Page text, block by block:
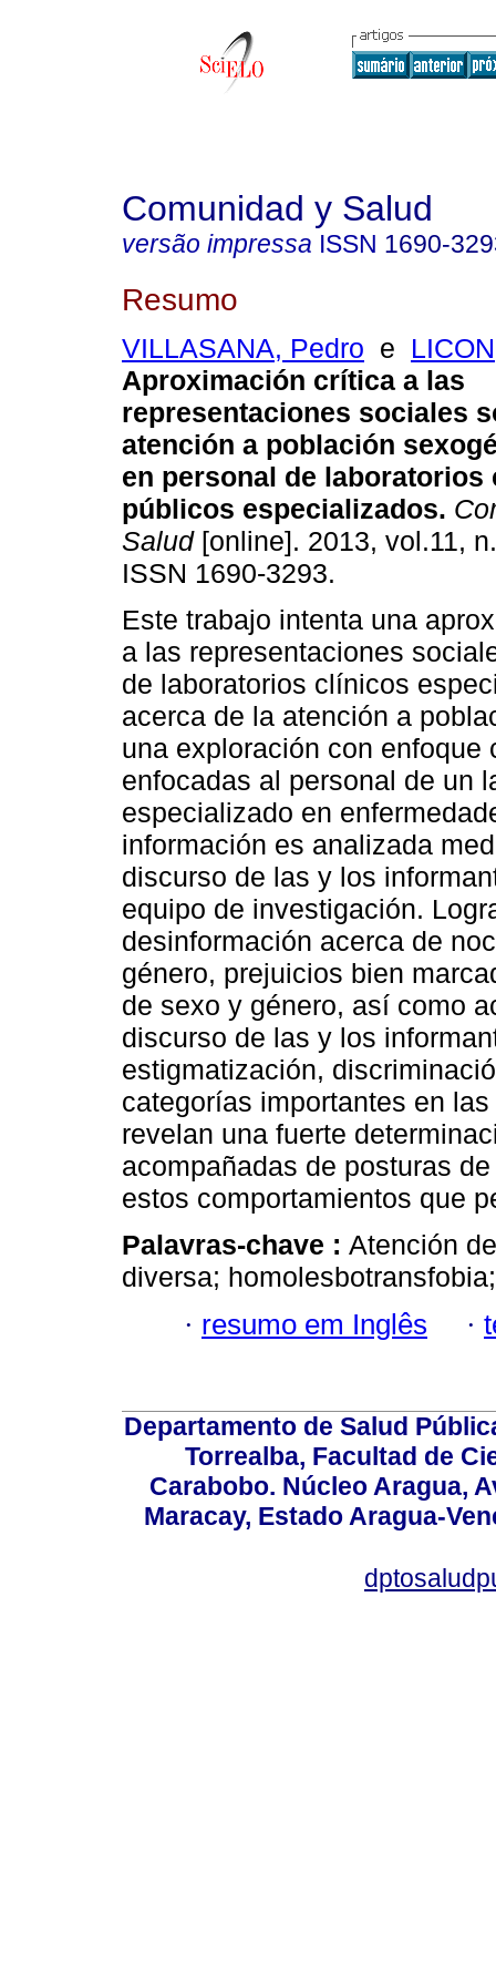
Comunidad y Salud
versão impressa ISSN 1690-
Resumo
VILLASANA, Pedro e
Aproximación crítica a las
representaciones sociales
atención a población
en personal de laboratorios
públicos especializados.
Salud[online]. 2013, vol.11,
ISSN 1690-3293.
Este trabajo intenta una
a las representaciones
de laboratorios clínicos
acerca de la atención a
una exploración con
enfocadas al personal de un
especializado en
información es analizada
discurso de las y los
equipo de investigación.
desinformación acerca de
género, prejuicios bien
de sexo y género, así como
discurso de las y los
estigmatización,
categorías importantes en
revelan una fuerte
acompañadas de posturas
estos comportamientos que
Palavras-chave : Atención
diversa;
· resumo em Inglês ·
Departamento de Salud
Torrealba, Facultad de
Carabobo. Núcleo Aragua,
Maracay, Estado Aragua-